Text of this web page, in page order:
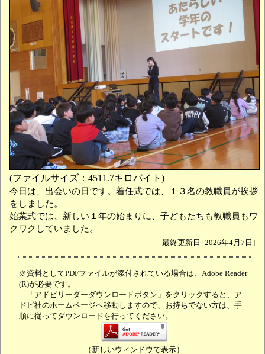
(ファイルサイズ：4511.7キロバイト)
今日は、出会いの日です。着任式では、１３名の教職員が挨拶
をしました。
始業式では、新しい１年の始まりに、子どもたちも教職員もワ
クワクしていました。
最終更新日 [2026年4月7日]
※資料としてPDFファイルが添付されている場合は、Adobe Reader
(R)が必要です。
「アドビリーダーダウンロードボタン」をクリックすると、ア
ドビ社のホームページへ移動しますので、お持ちでない方は、手
順に従ってダウンロードを行ってください。
（新しいウィンドウで表示）